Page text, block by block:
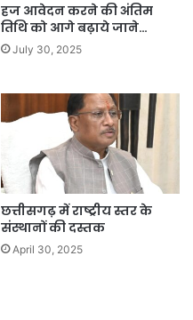
हज आवेदन करने की अंतिम
तिथि को आगे बढ़ाये जाने…
July 30, 2025
छत्तीसगढ़ में राष्ट्रीय स्तर के
संस्थानों की दस्तक
April 30, 2025